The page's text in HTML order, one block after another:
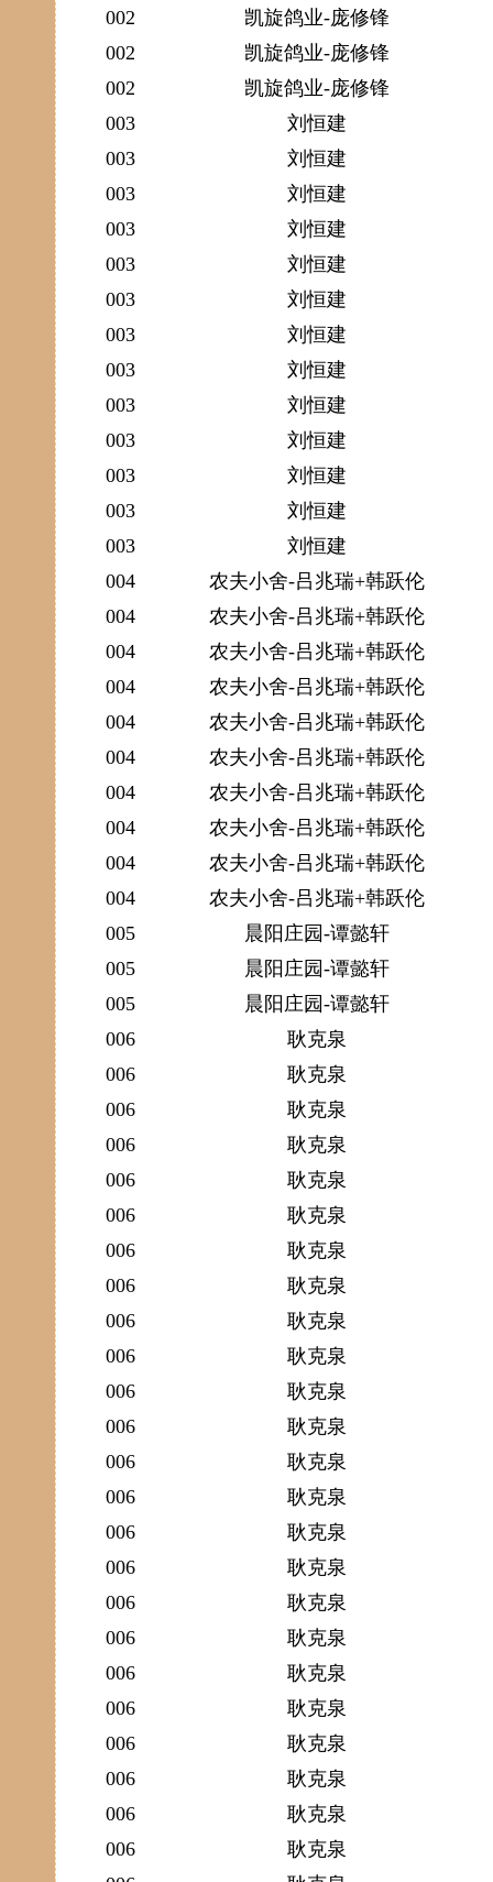
002
凯旋鸽业-庞修锋
002
凯旋鸽业-庞修锋
002
凯旋鸽业-庞修锋
003
刘恒建
003
刘恒建
003
刘恒建
003
刘恒建
003
刘恒建
003
刘恒建
003
刘恒建
003
刘恒建
003
刘恒建
003
刘恒建
003
刘恒建
003
刘恒建
003
刘恒建
004
农夫小舍-吕兆瑞+韩跃伦
004
农夫小舍-吕兆瑞+韩跃伦
004
农夫小舍-吕兆瑞+韩跃伦
004
农夫小舍-吕兆瑞+韩跃伦
004
农夫小舍-吕兆瑞+韩跃伦
004
农夫小舍-吕兆瑞+韩跃伦
004
农夫小舍-吕兆瑞+韩跃伦
004
农夫小舍-吕兆瑞+韩跃伦
004
农夫小舍-吕兆瑞+韩跃伦
004
农夫小舍-吕兆瑞+韩跃伦
005
晨阳庄园-谭懿轩
005
晨阳庄园-谭懿轩
005
晨阳庄园-谭懿轩
006
耿克泉
006
耿克泉
006
耿克泉
006
耿克泉
006
耿克泉
006
耿克泉
006
耿克泉
006
耿克泉
006
耿克泉
006
耿克泉
006
耿克泉
006
耿克泉
006
耿克泉
006
耿克泉
006
耿克泉
006
耿克泉
006
耿克泉
006
耿克泉
006
耿克泉
006
耿克泉
006
耿克泉
006
耿克泉
006
耿克泉
006
耿克泉